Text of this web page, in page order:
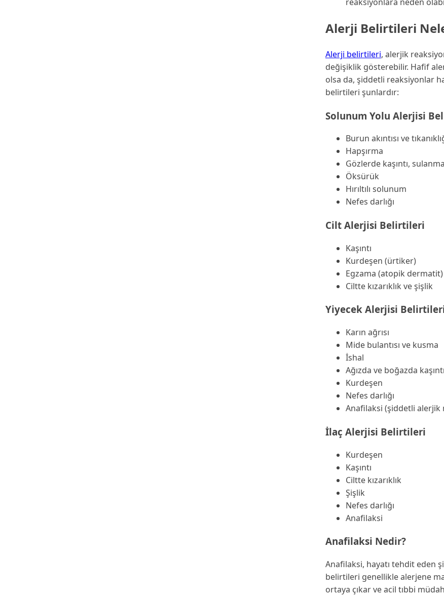
Alerji Belirtileri
Alerji belirtileri, alerjik
değişiklik gösterebilir. Hafif
olsa da, şiddetli reaksiyonlar
belirtileri şunlardır:
Solunum Yolu Alerjisi
Burun akıntısı ve
Hapşırma
Gözlerde kaşıntı,
Öksürük
Hırıltılı solunum
Nefes darlığı
Cilt Alerjisi Belirtileri
Kaşıntı
Kurdeşen (ürtiker)
Egzama (atopik dermatit)
Ciltte kızarıklık ve şişlik
Yiyecek Alerjisi
Karın ağrısı
Mide bulantısı ve kusma
İshal
Ağızda ve boğazda
Kurdeşen
Nefes darlığı
Anafilaksi (şiddetli alerjik
İlaç Alerjisi Belirtileri
Kurdeşen
Kaşıntı
Ciltte kızarıklık
Şişlik
Nefes darlığı
Anafilaksi
Anafilaksi Nedir?
Anafilaksi, hayatı tehdit eden
belirtileri genellikle alerjene
ortaya çıkar ve acil tıbbi